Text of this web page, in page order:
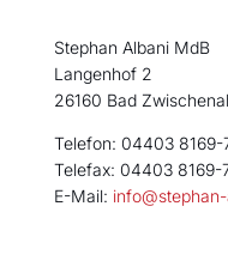
Stephan Albani MdB
Langenhof 2
26160 Bad
Telefon: 04403 8169-
Telefax: 04403 8169-
E-Mail: